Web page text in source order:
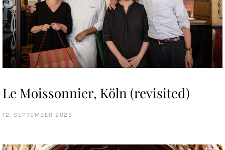
Le Moissonnier, Köln (revisited)
12. SEPTEMBER 2023